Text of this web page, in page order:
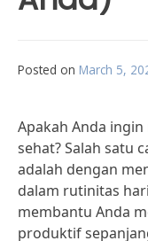
Posted on March 5,
Apakah Anda
sehat? Salah satu
adalah dengan
dalam rutinitas
membantu Anda
produktif